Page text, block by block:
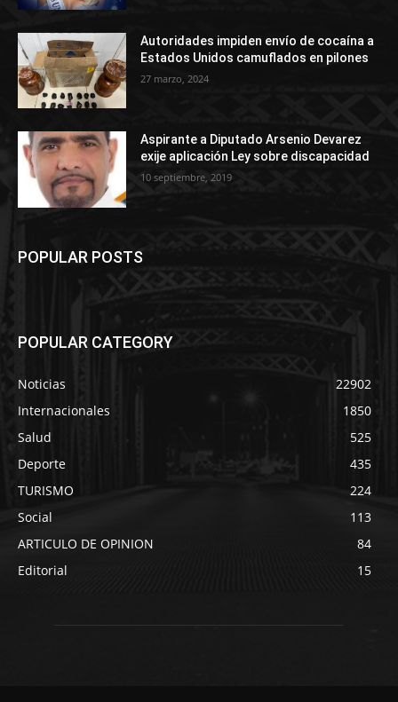
Autoridades impiden envío de cocaína a
Estados Unidos camuflados en pilones
27 marzo, 2024
Aspirante a Diputado Arsenio Devarez
exije aplicación Ley sobre discapacidad
10 septiembre, 2019
POPULAR POSTS
POPULAR CATEGORY
Noticias
22902
Internacionales
1850
Salud
525
Deporte
435
TURISMO
224
Social
113
ARTICULO DE OPINION
84
Editorial
15